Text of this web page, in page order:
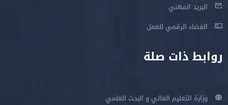
البريد المهني
الفضاء الرقمي للعمل
روابط ذات صلة
وزارة التعليم العالي و البحث العلمي